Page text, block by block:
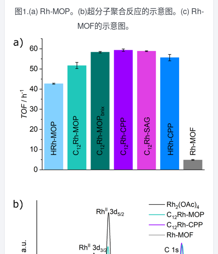
图1.(a) Rh-MOP。(b)超分子聚合反应的示意图。(c) Rh-
MOF的示意图。